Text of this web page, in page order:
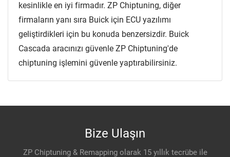
kesinlikle en iyi firmadır. ZP Chiptuning, diğer
firmaların yanı sıra Buick için ECU yazılımı
geliştirdikleri için bu konuda benzersizdir. Buick
Cascada aracınızı güvenle ZP Chiptuning'de
chiptuning işlemini güvenle yaptırabilirsiniz.
Bize Ulaşın
ZP Chiptuning & Remapping olarak 15 yıllık tecrübe ile